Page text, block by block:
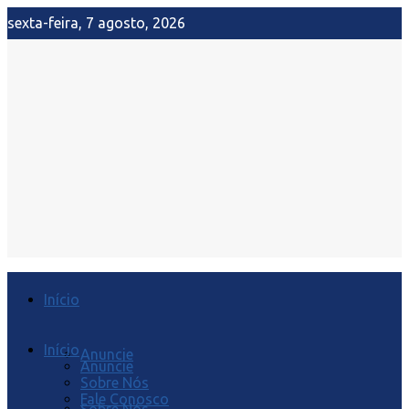
sexta-feira, 7 agosto, 2026
Início
Anuncie
Início
Anuncie
Sobre Nós
Fale Conosco